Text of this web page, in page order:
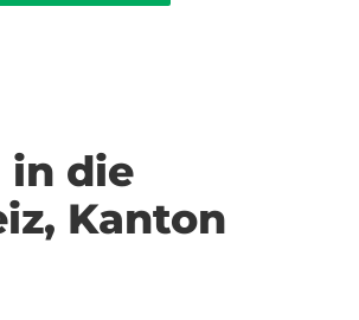
in die
Kanton